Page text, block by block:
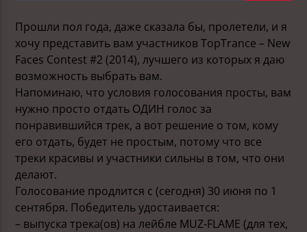
Прошли пол года, даже сказала бы, пролетели, и я
хочу представить вам участников TopTrance – New
Faces Contest #2 (2014), лучшего из которых я даю
возможность выбрать вам.
Напоминаю, что условия голосования просты, вам
нужно просто отдать ОДИН голос за
понравившийся трек, а вот решение о том, кому
его отдать, будет не простым, потому что все
треки красивы и участники сильны в том, что они
делают.
Голосование продлится с (сегодня) 30 июня по 1
сентября. Победитель удостаивается:
– выпуска трека(ов) на лейбле MUZ-FLAME (для тех,